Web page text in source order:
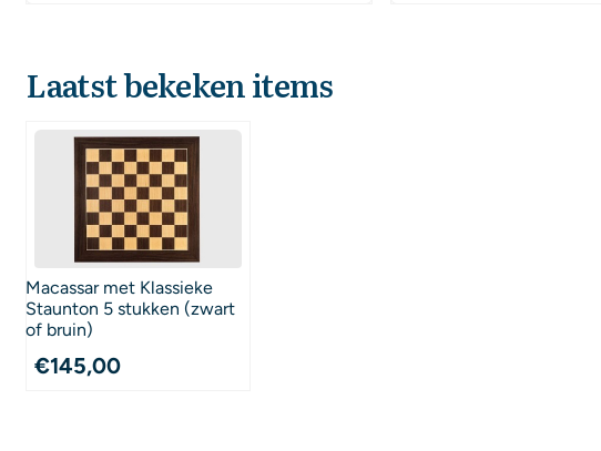
Laatst bekeken items
Macassar met Klassieke
Staunton 5 stukken (zwart
of bruin)
€145,00